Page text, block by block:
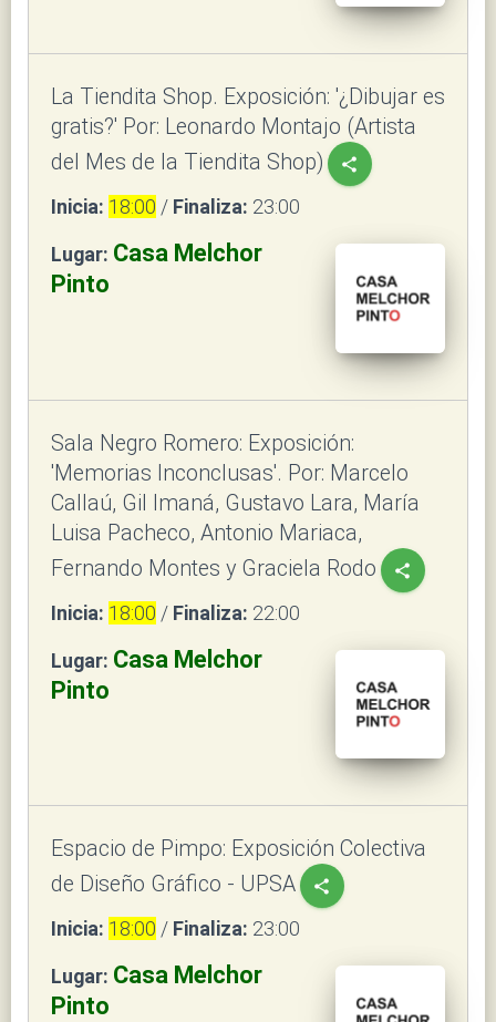
La Tiendita Shop. Exposición: '¿Dibujar es
gratis?' Por: Leonardo Montajo (Artista
del Mes de la Tiendita Shop)
share
Inicia: 18:00 / Finaliza: 23:00
Lugar: Casa Melchor
Pinto
Sala Negro Romero: Exposición:
'Memorias Inconclusas'. Por: Marcelo
Callaú, Gil Imaná, Gustavo Lara, María
Luisa Pacheco, Antonio Mariaca,
Fernando Montes y Graciela Rodo
share
Inicia: 18:00 / Finaliza: 22:00
Lugar: Casa Melchor
Pinto
Espacio de Pimpo: Exposición Colectiva
de Diseño Gráfico - UPSA
share
Inicia: 18:00 / Finaliza: 23:00
Lugar: Casa Melchor
Pinto